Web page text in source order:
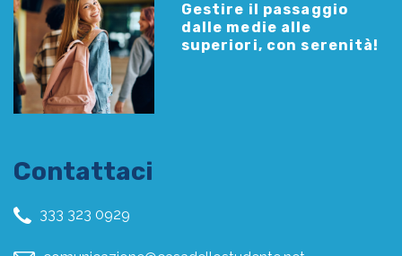
Gestire il passaggio
dalle medie alle
superiori, con serenità!
Contattaci
333 323 0929